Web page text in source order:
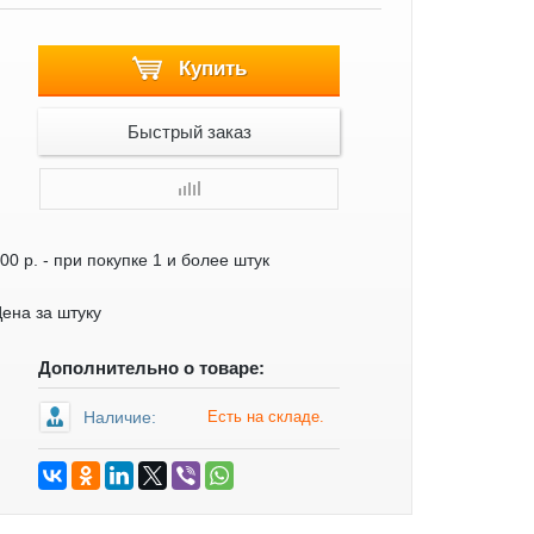
Купить
Быстрый заказ
р. - при покупке 1 и более штук
за штуку
Дополнительно о товаре:
Наличие: Есть на складе.